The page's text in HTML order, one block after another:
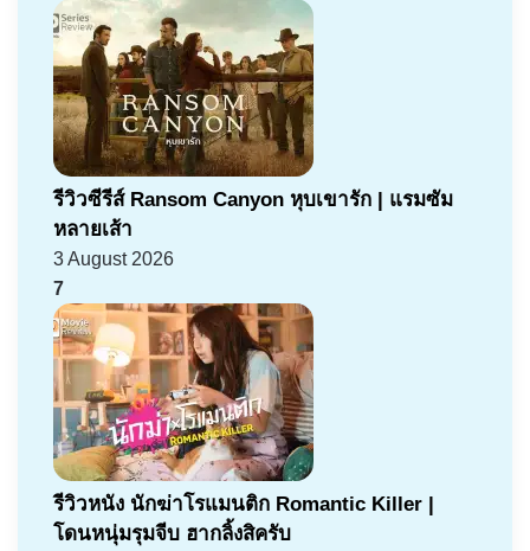
รีวิวซีรีส์ Ransom Canyon หุบเขารัก | แรมซัม
หลายเส้า
3 August 2026
7
รีวิวหนัง นักฆ่าโรแมนติก Romantic Killer |
โดนหนุ่มรุมจีบ ฮากลิ้งสิครับ